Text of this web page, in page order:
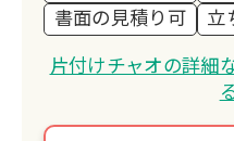
書面の見積り可
立
片付けチャオの詳細